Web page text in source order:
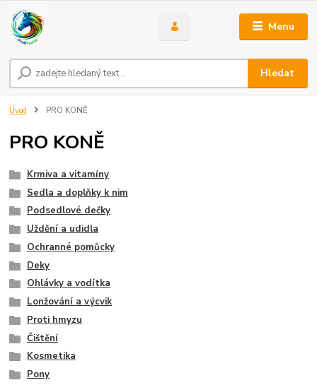
Menu
Hledat
Úvod PRO KONĚ
PRO KONĚ
Krmiva a vitamíny
Sedla a doplňky k nim
Podsedlové dečky
Uždění a udidla
Ochranné pomůcky
Deky
Ohlávky a vodítka
Lonžování a výcvik
Proti hmyzu
Čištění
Kosmetika
Pony